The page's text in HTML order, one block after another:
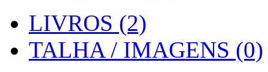
LIVROS (2)
TALHA / IMAGENS (0)